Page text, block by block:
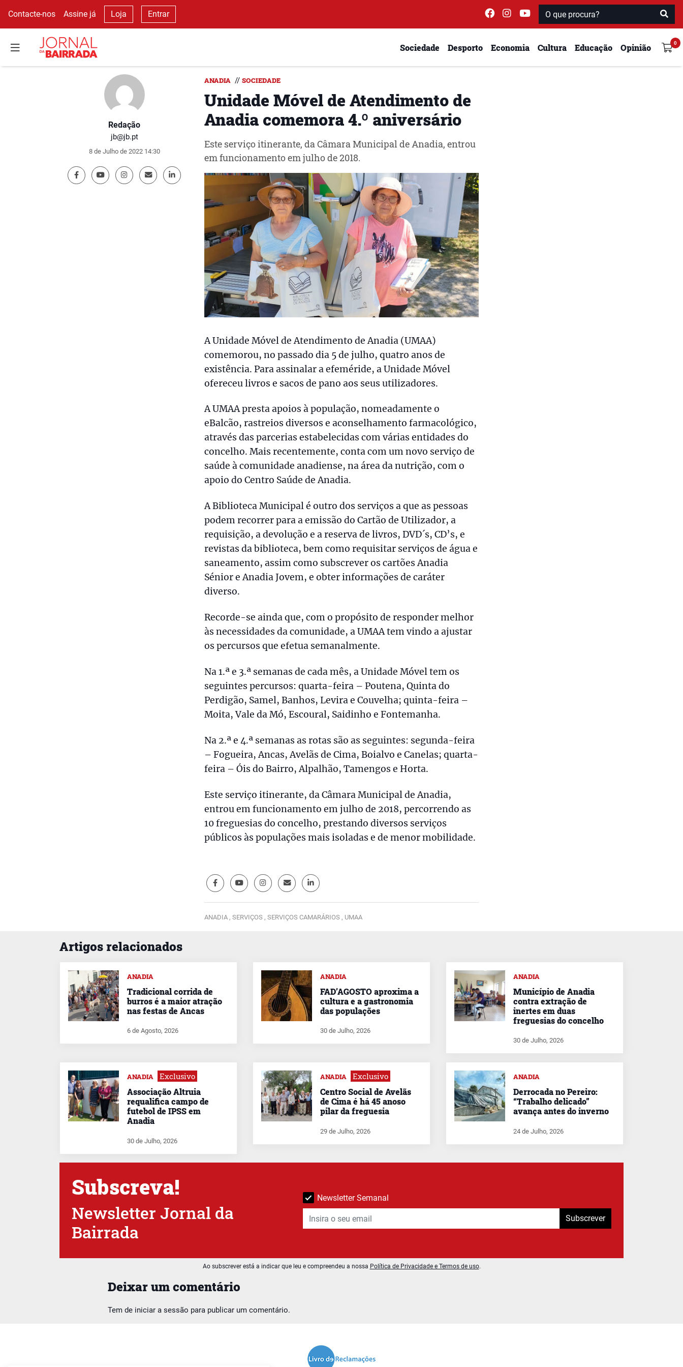
Contacte-nos Assine já Loja Entrar
Sociedade Desporto Economia Cultura Educação Opinião
Redação
jb@jb.pt
8 de Julho de 2022 14:30
ANADIA // SOCIEDADE
Unidade Móvel de Atendimento de
Anadia comemora 4.º aniversário
Este serviço itinerante, da Câmara Municipal de Anadia, entrou
em funcionamento em julho de 2018.
A Unidade Móvel de Atendimento de Anadia (UMAA)
comemorou, no passado dia 5 de julho, quatro anos de
existência. Para assinalar a efeméride, a Unidade Móvel
ofereceu livros e sacos de pano aos seus utilizadores.
A UMAA presta apoios à população, nomeadamente o
eBalcão, rastreios diversos e aconselhamento farmacológico,
através das parcerias estabelecidas com várias entidades do
concelho. Mais recentemente, conta com um novo serviço de
saúde à comunidade anadiense, na área da nutrição, com o
apoio do Centro Saúde de Anadia.
A Biblioteca Municipal é outro dos serviços a que as pessoas
podem recorrer para a emissão do Cartão de Utilizador, a
requisição, a devolução e a reserva de livros, DVD´s, CD’s, e
revistas da biblioteca, bem como requisitar serviços de água e
saneamento, assim como subscrever os cartões Anadia
Sénior e Anadia Jovem, e obter informações de caráter
diverso.
Recorde-se ainda que, com o propósito de responder melhor
às necessidades da comunidade, a UMAA tem vindo a ajustar
os percursos que efetua semanalmente.
Na 1.ª e 3.ª semanas de cada mês, a Unidade Móvel tem os
seguintes percursos: quarta-feira – Poutena, Quinta do
Perdigão, Samel, Banhos, Levira e Couvelha; quinta-feira –
Moita, Vale da Mó, Escoural, Saidinho e Fontemanha.
Na 2.ª e 4.ª semanas as rotas são as seguintes: segunda-feira
– Fogueira, Ancas, Avelãs de Cima, Boialvo e Canelas; quarta-
feira – Óis do Bairro, Alpalhão, Tamengos e Horta.
Este serviço itinerante, da Câmara Municipal de Anadia,
entrou em funcionamento em julho de 2018, percorrendo as
10 freguesias do concelho, prestando diversos serviços
públicos às populações mais isoladas e de menor mobilidade.
ANADIA , SERVIÇOS , SERVIÇOS CAMARÁRIOS , UMAA
Artigos relacionados
Deixar um comentário
Tem de iniciar a sessão para publicar um comentário.
ANADIA
Tradicional corrida de
burros é a maior atração
nas festas de Ancas
6 de Agosto, 2026
ANADIA
FAD’AGOSTO aproxima a
cultura e a gastronomia
das populações
30 de Julho, 2026
ANADIA
Município de Anadia
contra extração de
inertes em duas
freguesias do concelho
30 de Julho, 2026
ANADIA Exclusivo
Associação Altruia
requalifica campo de
futebol de IPSS em
Anadia
30 de Julho, 2026
ANADIA Exclusivo
Centro Social de Avelãs
de Cima é há 45 anoso
pilar da freguesia
29 de Julho, 2026
ANADIA
Derrocada no Pereiro:
“Trabalho delicado”
avança antes do inverno
24 de Julho, 2026
Subscreva!
Newsletter Jornal da
Bairrada
Newsletter Semanal
Subscrever
Ao subscrever está a indicar que leu e compreendeu a nossa Política de Privacidade e Termos de uso.